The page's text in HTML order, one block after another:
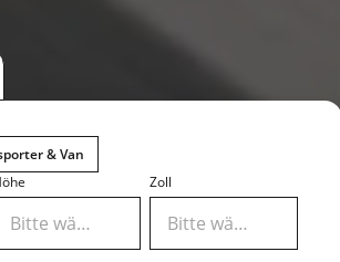
& Van
Bitte wählen
Zoll
Bitte wählen